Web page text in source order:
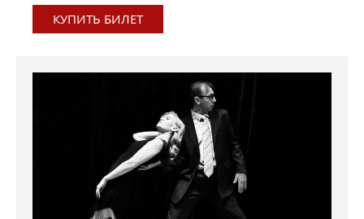
КУПИТЬ БИЛЕТ